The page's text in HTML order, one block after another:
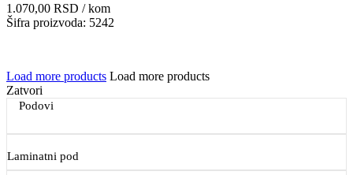
1.070,00 RSD / kom
Šifra proizvoda: 5242
Load more products Load more products
Zatvori
Podovi
Laminatni pod